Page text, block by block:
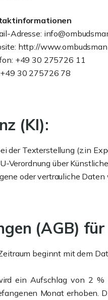
Adresse:
http://
+49 30 275726 11
+49 30 275726 78
(KI):
Texterstellung (z.in
über
oder vertrauliche
(AGB) für
beginnt mit dem
ein Aufschlag von 2 %
Monat erhoben.